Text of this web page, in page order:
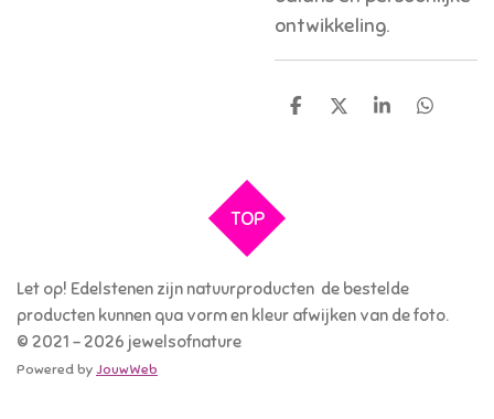
ontwikkeling.
D
D
S
D
TOP
Let op! Edelstenen zijn natuurproducten de bestelde
producten kunnen qua vorm en kleur afwijken van de foto.
© 2021 - 2026 jewelsofnature
Powered by JouwWeb